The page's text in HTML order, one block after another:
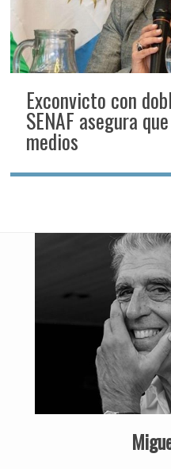
Exconvicto con
SENAF asegura
medios